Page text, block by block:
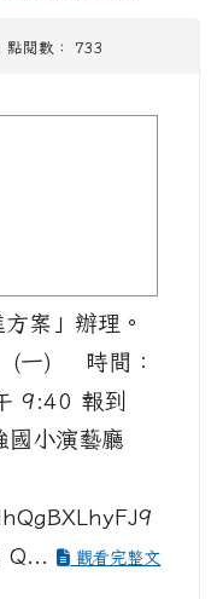
閱數： 733
案」辦理。
一) 時間：
9:40 報到
小演藝廳
Q...
觀看完整文